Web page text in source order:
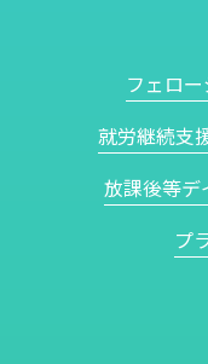
フェロ
就労継続支
放課後等
プ